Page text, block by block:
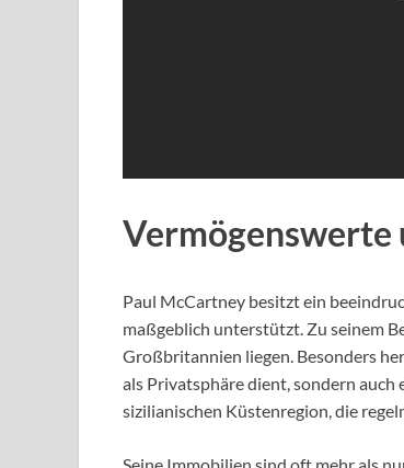
Paul McCartney besitzt ein
maßgeblich unterstützt. Zu seinem
Großbritannien liegen. Besonders
als Privatsphäre dient, sondern
sizilianischen Küstenregion, die